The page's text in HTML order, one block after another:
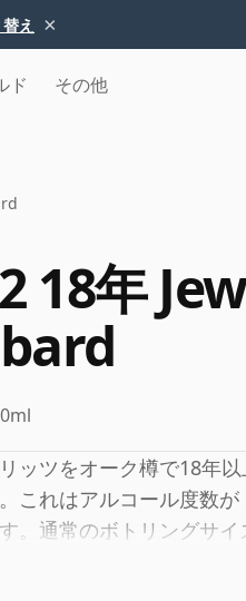
え ×
ド その他
18年
ッツをオーク樽で18年
これはアルコール度数
。通常のボトリングサイ